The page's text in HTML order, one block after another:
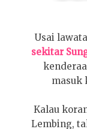
Usai
sekitar
masuk
Kalau
Lembing,